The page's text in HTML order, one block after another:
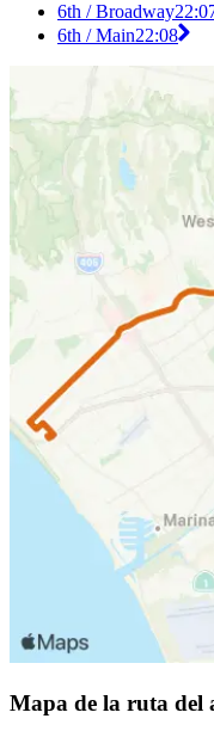
6th / Broadway
6th / Main22:08
Mapa de la ruta del